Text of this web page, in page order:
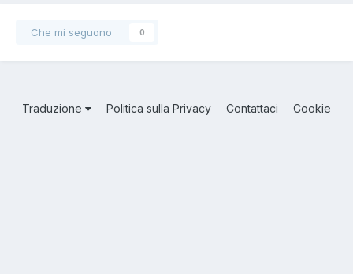
Che mi seguono 0
Traduzione Politica sulla Privacy Contattaci Cookie